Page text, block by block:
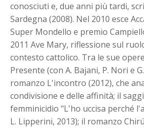
conosciuti e, due anni più tardi,
Sardegna (2008). Nel 2010 esce
Super Mondello e premio
2011 Ave Mary, riflessione sul
contesto cattolico. Tra le sue
Presente (con A. Bajani, P. Nori e
romanzo L'incontro (2012), che
condivisione e delle affinità; il
femminicidio "L'ho uccisa perché
L. Lipperini, 2013); il romanzo